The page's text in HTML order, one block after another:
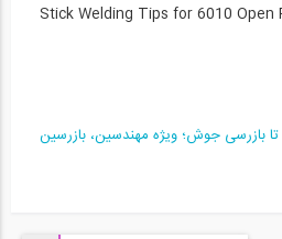
Stick Welding Tips for 6010
بازرسی جوش؛ ویژه مهندسین، بازرسین